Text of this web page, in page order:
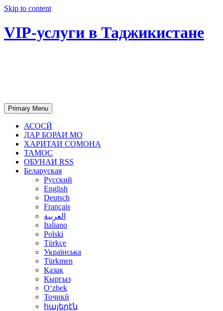
Skip to content
VIP-услуги в Таджикистане
Primary Menu
АСОСӢ
ДАР БОРАИ МО
ХАРИТАИ СОМОНА
ТАМОС
ОБУНАИ RSS
Беларуская
Русский
English
Deutsch
Français
العربية
Italiano
Polski
Türkçe
Українська
Türkmen
Қазақ
Кыргыз
Oʻzbek
Тоҷикӣ
հայերէն